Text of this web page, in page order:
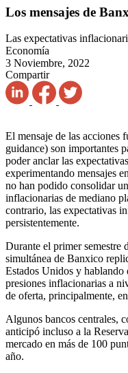
Los mensajes de
Las expectativas
Economía
3 Noviembre, 2022
Compartir
El mensaje de las acciones
guidance) son importantes
poder anclar las
experimentando mensajes
no han podido consolidar
inflacionarias de mediano
contrario, las expectativas
persistentemente.
Durante el primer semestre
simultánea de Banxico
Estados Unidos y hablando
presiones inflacionarias a
de oferta, principalmente,
Algunos bancos centrales,
anticipó incluso a la
mercado en más de 100
año.